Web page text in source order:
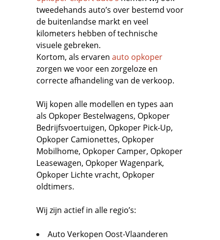
tweedehands auto’s over bestemd voor
de buitenlandse markt en veel
kilometers hebben of technische
visuele gebreken.
Kortom, als ervaren auto opkoper
zorgen we voor een zorgeloze en
correcte afhandeling van de verkoop.
Wij kopen alle modellen en types aan
als Opkoper Bestelwagens, Opkoper
Bedrijfsvoertuigen, Opkoper Pick-Up,
Opkoper Camionettes, Opkoper
Mobilhome, Opkoper Camper, Opkoper
Leasewagen, Opkoper Wagenpark,
Opkoper Lichte vracht, Opkoper
oldtimers.
Wij zijn actief in alle regio’s:
Auto Verkopen Oost-Vlaanderen